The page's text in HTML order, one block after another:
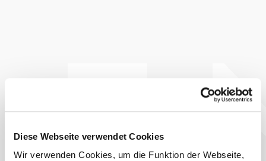
Diese Webseite verwendet Cookies
Wir verwenden Cookies, um die Funktion der Webseite,
mehr anzeigen